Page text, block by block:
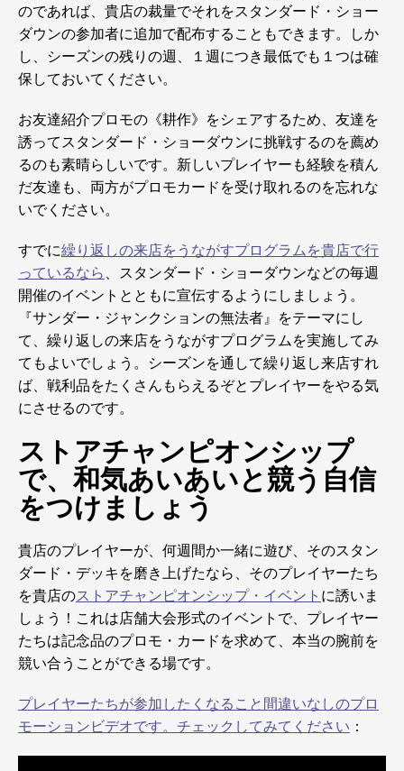
のであれば、貴店の裁量でそれをスタンダード・ショー
ダウンの参加者に追加で配布することもできます。しか
し、シーズンの残りの週、１週につき最低でも１つは確
保しておいてください。
お友達紹介プロモの《耕作》をシェアするため、友達を
誘ってスタンダード・ショーダウンに挑戦するのを薦め
るのも素晴らしいです。新しいプレイヤーも経験を積ん
だ友達も、両方がプロモカードを受け取れるのを忘れな
いでください。
すでに繰り返しの来店をうながすプログラムを貴店で行
っているなら、スタンダード・ショーダウンなどの毎週
開催のイベントとともに宣伝するようにしましょう。
『サンダー・ジャンクションの無法者』をテーマにし
て、繰り返しの来店をうながすプログラムを実施してみ
てもよいでしょう。シーズンを通して繰り返し来店すれ
ば、戦利品をたくさんもらえるぞとプレイヤーをやる気
にさせるのです。
ストアチャンピオンシップ
で、和気あいあいと競う自信
をつけましょう
貴店のプレイヤーが、何週間か一緒に遊び、そのスタン
ダード・デッキを磨き上げたなら、そのプレイヤーたち
を貴店のストアチャンピオンシップ・イベント に誘いま
しょう！これは店舗大会形式のイベントで、プレイヤー
たちは記念品のプロモ・カードを求めて、本当の腕前を
競い合うことができる場です。
プレイヤーたちが参加したくなること間違いなしのプロ
モーションビデオです。チェックしてみてください ：